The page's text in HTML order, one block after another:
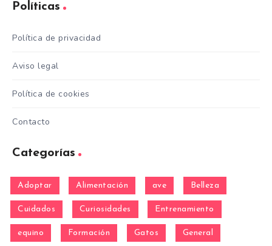
Políticas
Política de privacidad
Aviso legal
Política de cookies
Contacto
Categorías
Adoptar Alimentación ave Belleza
Cuidados Curiosidades Entrenamiento
equino Formación Gatos General